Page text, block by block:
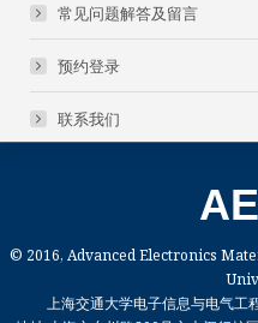
常见问题解答及留言
预约登录
联系我们
© 2016, Advanced Electronics
上海交通大学电子信息与电气工